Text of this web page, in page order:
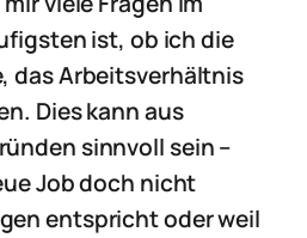
ist, ob ich die
das Arbeitsverhältnis
Dies kann aus
sinnvoll sein –
Job doch nicht
entspricht oder weil